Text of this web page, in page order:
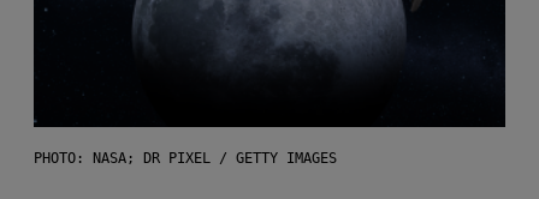
PHOTO: NASA; DR PIXEL / GETTY IMAGES